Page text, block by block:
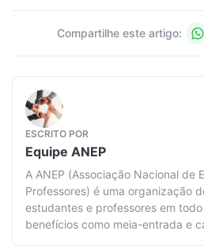
Compartilhe este artigo:
ESCRITO POR
Equipe ANEP
A ANEP (Associação Nacional de
Professores) é uma organização
estudantes e professores em
benefícios como meia-entrada e